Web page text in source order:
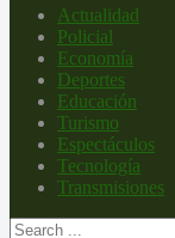
Actualidad
Policial
Economía
Deportes
Educación
Turismo
Espectáculos
Tecnología
Transmisiones